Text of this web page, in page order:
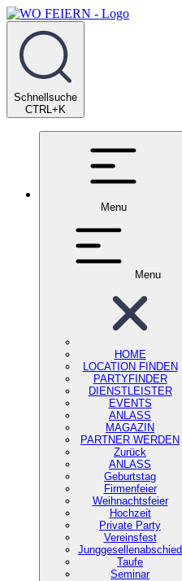
Schnellsuche
CTRL+K
Menu
Menu
HOME
LOCATION FINDEN
PARTYFINDER
DIENSTLEISTER
EVENTS
ANLASS
MAGAZIN
PARTNER WERDEN
Zurück
ANLASS
Geburtstag
Firmenfeier
Weihnachtsfeier
Hochzeit
Private Party
Vereinsfest
Junggesellenabschied
Taufe
Seminar